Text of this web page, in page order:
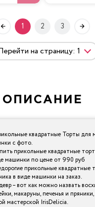
1 2 3
ОПИСАНИЕ
квадратные Торты для
с фото.
прикольные квадратные
машинки по цене от 990 руб
прикольные квадратные
в виде машинки на заказ.
– вот как можно назвать
макаруны, печенья и
мастерской IrisDelicia.